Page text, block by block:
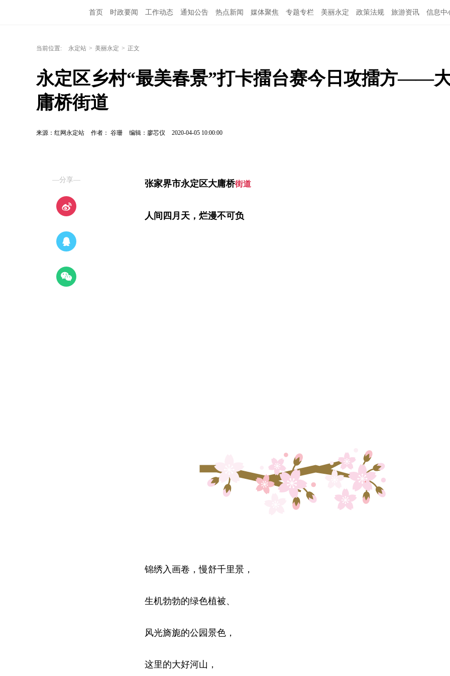
首页 时政要闻 工作动态 通知公告 热点新闻 媒体聚焦 专题专栏 美丽永定 政策法规 旅游资讯 信息中
当前位置: 永定站 > 美丽永定 > 正文
永定区乡村“最美春景”打卡擂台赛今日攻擂方——
庸桥街道
来源：红网永定站 作者： 谷珊 编辑：廖芯仪 2020-04-05 10:00:00
—分享— 张家界市永定区大庸桥街道
人间四月天，烂漫不可负
锦绣入画卷，慢舒千里景，
生机勃勃的绿色植被、
风光旖旎的公园景色，
这里的大好河山，